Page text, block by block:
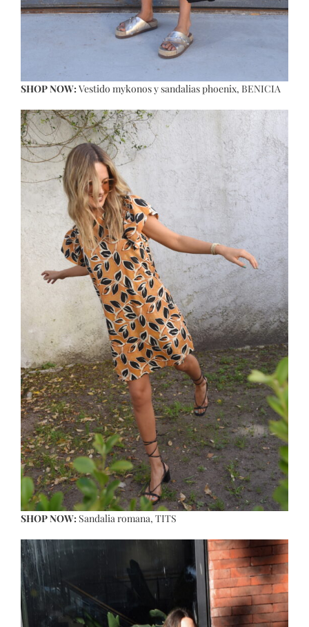
SHOP NOW:Vestido mykonosysandalias phoenix, BENICIA
SHOP NOW: Sandalia romana, TITS